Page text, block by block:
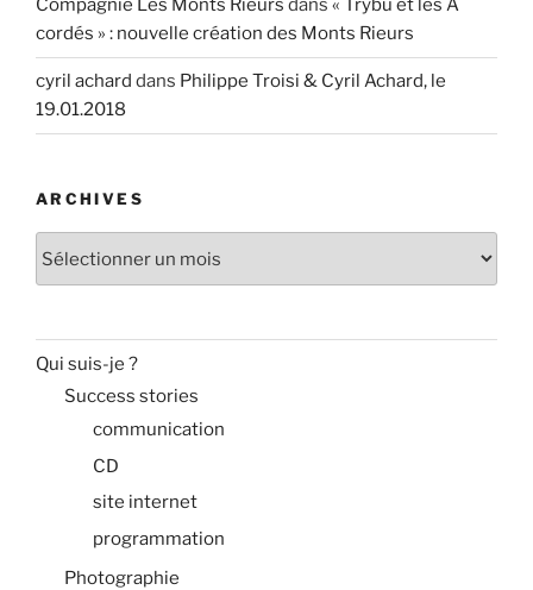
Compagnie Les Monts Rieurs dans « Trybu et les A
cordés » : nouvelle création des Monts Rieurs
cyril achard dans Philippe Troisi & Cyril Achard, le
19.01.2018
ARCHIVES
Qui suis-je ?
Success stories
communication
CD
site internet
programmation
Photographie